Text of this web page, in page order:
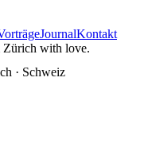
JournalKontakt
Zürich with love.
· Schweiz